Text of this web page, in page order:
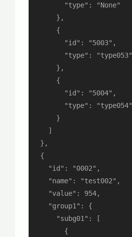
        "type": "None"
      },
      {
        "id": "5003",
        "type": "type053"
      },
      {
        "id": "5004",
        "type": "type054"
      }
    ]
  },
  {
    "id": "0002",
    "name": "test002",
    "value": 954,
    "group1": {
      "subg01": [
        {